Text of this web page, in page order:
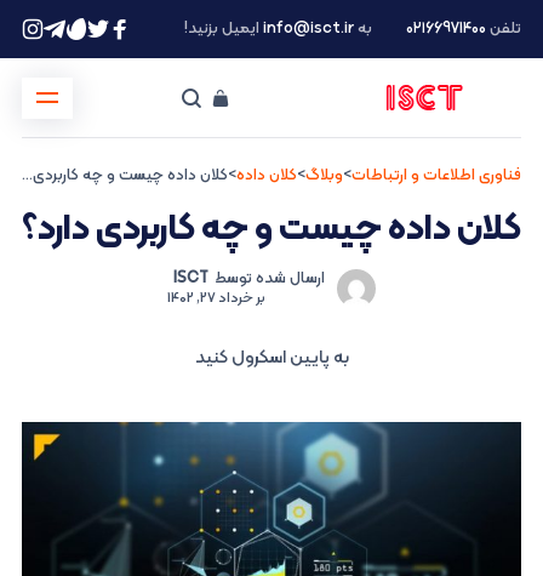
تلفن ۰۲۱66971400 بهinfo@isct.irایمیل بزنید!
فناوری اطلاعات و ارتباطات>وبلاگ>کلان داده> کلان داده چیست و چه کاربردی دارد؟
کلان داده چیست و چه کاربردی دارد؟
ارسال شده توسط ISCT
برخرداد 27, 1402
به پایین اسکرول کنید